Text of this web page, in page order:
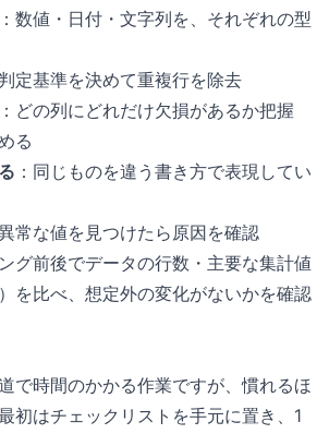
：数値・日付・文字列を、それぞれの型
判定基準を決めて重複行を除去
：どの列にどれだけ欠損があるか把握
る
：同じものを違う書き方で表現してい
異常な値を見つけたら原因を確認
グ前後でデータの行数・主要な集計値
を比べ、想定外の変化がないかを確認
で時間のかかる作業ですが、慣れるほ
初はチェックリストを手元に置き、1